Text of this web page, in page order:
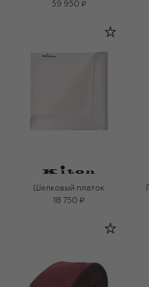
59 950 ₽
Шелковый платок
18 750 ₽